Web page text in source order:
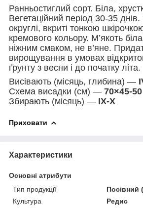
Ранньостиглий сорт. Біла,
Вегетаційний період 30-35
округлі, вкриті тонкою
кремового кольору. М’якоть
ніжним смаком, не в’яне.
вирощування в умовах
ґрунту з весни і до початку літа.
Висівають (місяць, глибина) —
Схема висадки (см) — 70×45-50
Збирають (місяць) — IX-X
Приховати
Характеристики
Основні атрибути
Тип продукції
Посівний
Культура
Редис